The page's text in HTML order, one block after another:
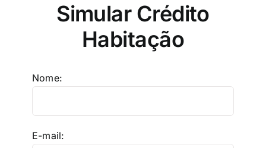
Simular Crédito
Habitação
Nome:
E-mail: